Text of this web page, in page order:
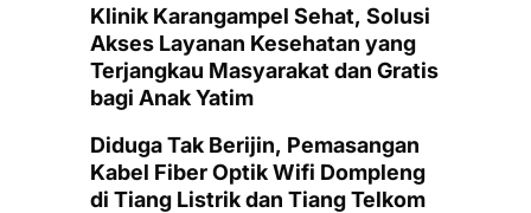
Klinik Karangampel Sehat, Solusi
Akses Layanan Kesehatan yang
Terjangkau Masyarakat dan Gratis
bagi Anak Yatim
Diduga Tak Berijin, Pemasangan
Kabel Fiber Optik Wifi Dompleng
di Tiang Listrik dan Tiang Telkom